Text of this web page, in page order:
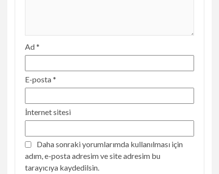
Ad*
E-posta*
İnternet sitesi
Daha sonraki yorumlarımda kullanılması için
adım, e-posta adresim ve site adresim bu
tarayıcıya kaydedilsin.